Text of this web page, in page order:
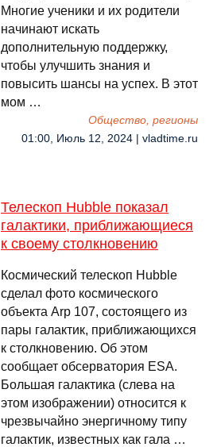
Многие ученики и их родители
начинают искать
дополнительную поддержку,
чтобы улучшить знания и
повысить шансы на успех. В этот
мом …
Общество, регионы
01:00, Июль 12, 2024 | vladtime.ru
Телескоп Hubble показал
галактики, приближающиеся
к своему столкновению
Космический телескоп Hubble
сделал фото космического
объекта Arp 107, состоящего из
пары галактик, приближающихся
к столкновению. Об этом
сообщает обсерватория ESA.
Большая галактика (слева на
этом изображении) относится к
чрезвычайно энергичному типу
галактик, известных как гала …